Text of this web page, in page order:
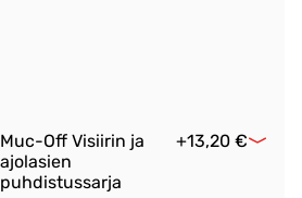
Muc-Off Visiirin ja
ajolasien
puhdistussarja
+13,20 €